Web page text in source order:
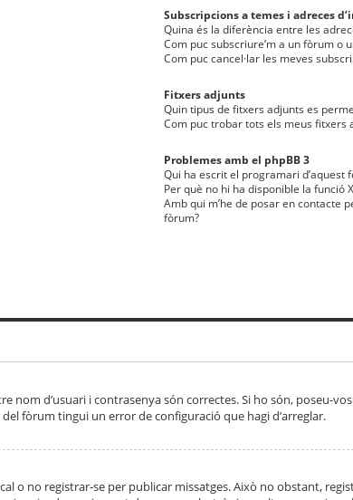
Subscripcions a temes i adreces
Quina és la diferència entre les
Com puc subscriure’m a un fòrum o
Com puc cancel·lar les meves
Fitxers adjunts
Quin tipus de fitxers adjunts es
Com puc trobar tots els meus fitxers
Problemes amb el phpBB 3
Qui ha escrit el programari d’aquest
Per què no hi ha disponible la funció
Amb qui m’he de posar en contacte
fòrum?
nom d’usuari i contrasenya són correctes. Si ho són, poseu-
fòrum tingui un error de configuració que hagi d’arreglar.
o no registrar-se per publicar missatges. Això no obstant,